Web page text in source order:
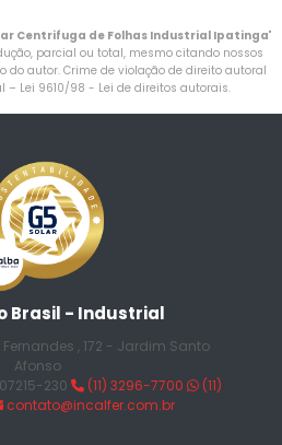
Centrifuga de Folhas Industrial Ipatinga"
parcial ou total, mesmo citando nossos
do autor. Crime de violação de direito autoral
– Lei 9610/98 - Lei de direitos autorais.
Brasil - Industrial
, 172 - Jardim Santo
Afonso
230
(11) 3296-7700
(11)
contato@incalfer.com.br